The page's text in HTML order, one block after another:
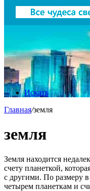
Искать
Главная/земля
земля
Земля находится
счету планеткой,
с другими. По размеру
четырем планеткам и